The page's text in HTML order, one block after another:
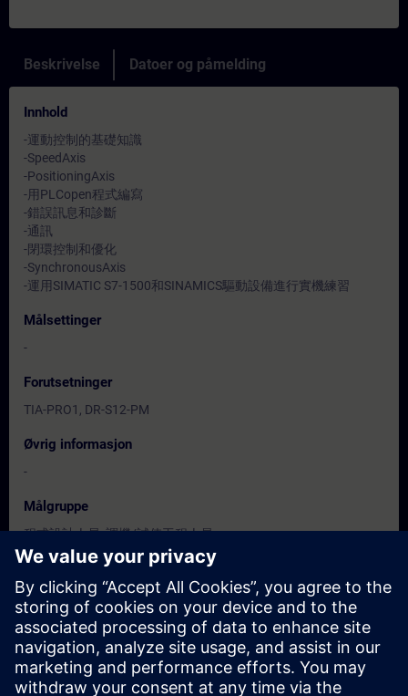
Beskrivelse Datoer og påmelding
Innhold
-運動控制的基礎知識
-SpeedAxis
-PositioningAxis
-用PLCopen程式編寫
-錯誤訊息和診斷
-通訊
-閉環控制和優化
-SynchronousAxis
-運用SIMATIC S7-1500和SINAMICS驅動設備進行實機練習
Målsettinger
-
Forutsetninger
TIA-PRO1, DR-S12-PM
Øvrig informasjon
-
Målgruppe
程式設計人員, 調機/試俥工程人員
Datoer og påmelding
For øyeblikket er det ingen arrangementer
tilgjengelig
Skriv deg opp på ventelisten for kurset, så får du beskjed når nye